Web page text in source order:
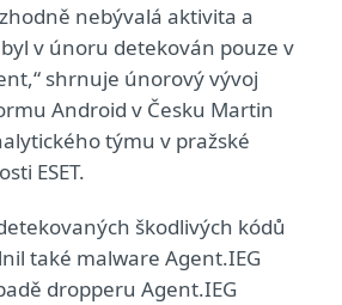
nebývalá aktivita a
v únoru detekován pouze v
shrnuje únorový vývoj
Android v Česku Martin
týmu v pražské
ESET.
škodlivých kódů
také malware Agent.IEG
dropperu Agent.IEG